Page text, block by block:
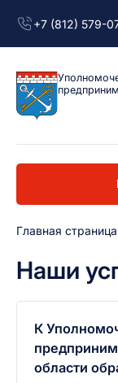
+7 (812) 579-
Главная страница
Наши
К
области